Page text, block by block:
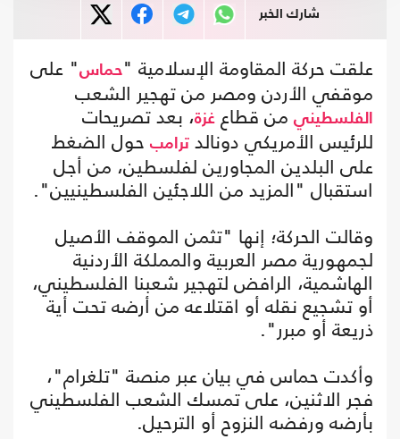
شارك الخبر
علقت حركة المقاومة الإسلامية "حماس" على
موقفي الأردن ومصر من تهجير الشعب
الفلسطيني من قطاع غزة، بعد تصريحات
للرئيس الأمريكي دونالد ترامب حول الضغط
على البلدين المجاورين لفلسطين، من أجل
استقبال "المزيد من اللاجئين الفلسطينيين".
وقالت الحركة؛ إنها "تثمن الموقف الأصيل
لجمهورية مصر العربية والمملكة الأردنية
الهاشمية، الرافض لتهجير شعبنا الفلسطيني،
أو تشجيع نقله أو اقتلاعه من أرضه تحت أية
ذريعة أو مبرر".
وأكدت حماس في بيان عبر منصة "تلغرام"،
فجر الاثنين، على تمسك الشعب الفلسطيني
بأرضه ورفضه النزوح أو الترحيل.